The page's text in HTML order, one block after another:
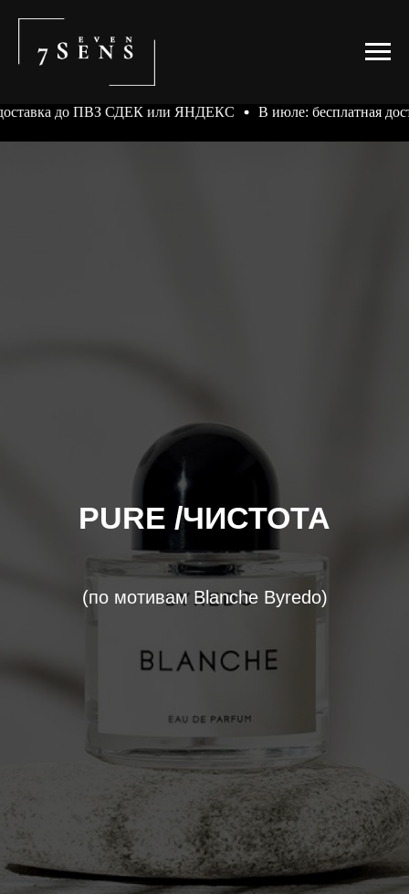
ПВЗ СДЕК или ЯНДЕКС В июле: бесплатная доставка до
PURE /ЧИСТОТА
(по мотивам Blanche Byredo)